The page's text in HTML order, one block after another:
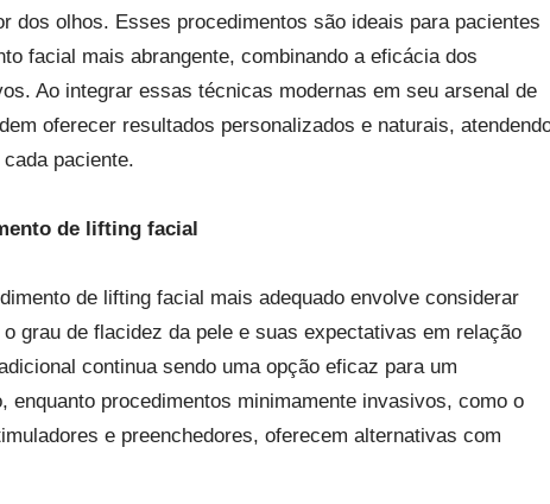
dos olhos. Esses procedimentos são ideais para pacientes
facial mais abrangente, combinando a eficácia dos
Ao integrar essas técnicas modernas em seu arsenal de
oferecer resultados personalizados e naturais,
paciente.
de lifting facial
de lifting facial mais adequado envolve considerar
grau de flacidez da pele e suas expectativas em relação
continua sendo uma opção eficaz para um
enquanto procedimentos minimamente invasivos, como o
e preenchedores, oferecem alternativas com